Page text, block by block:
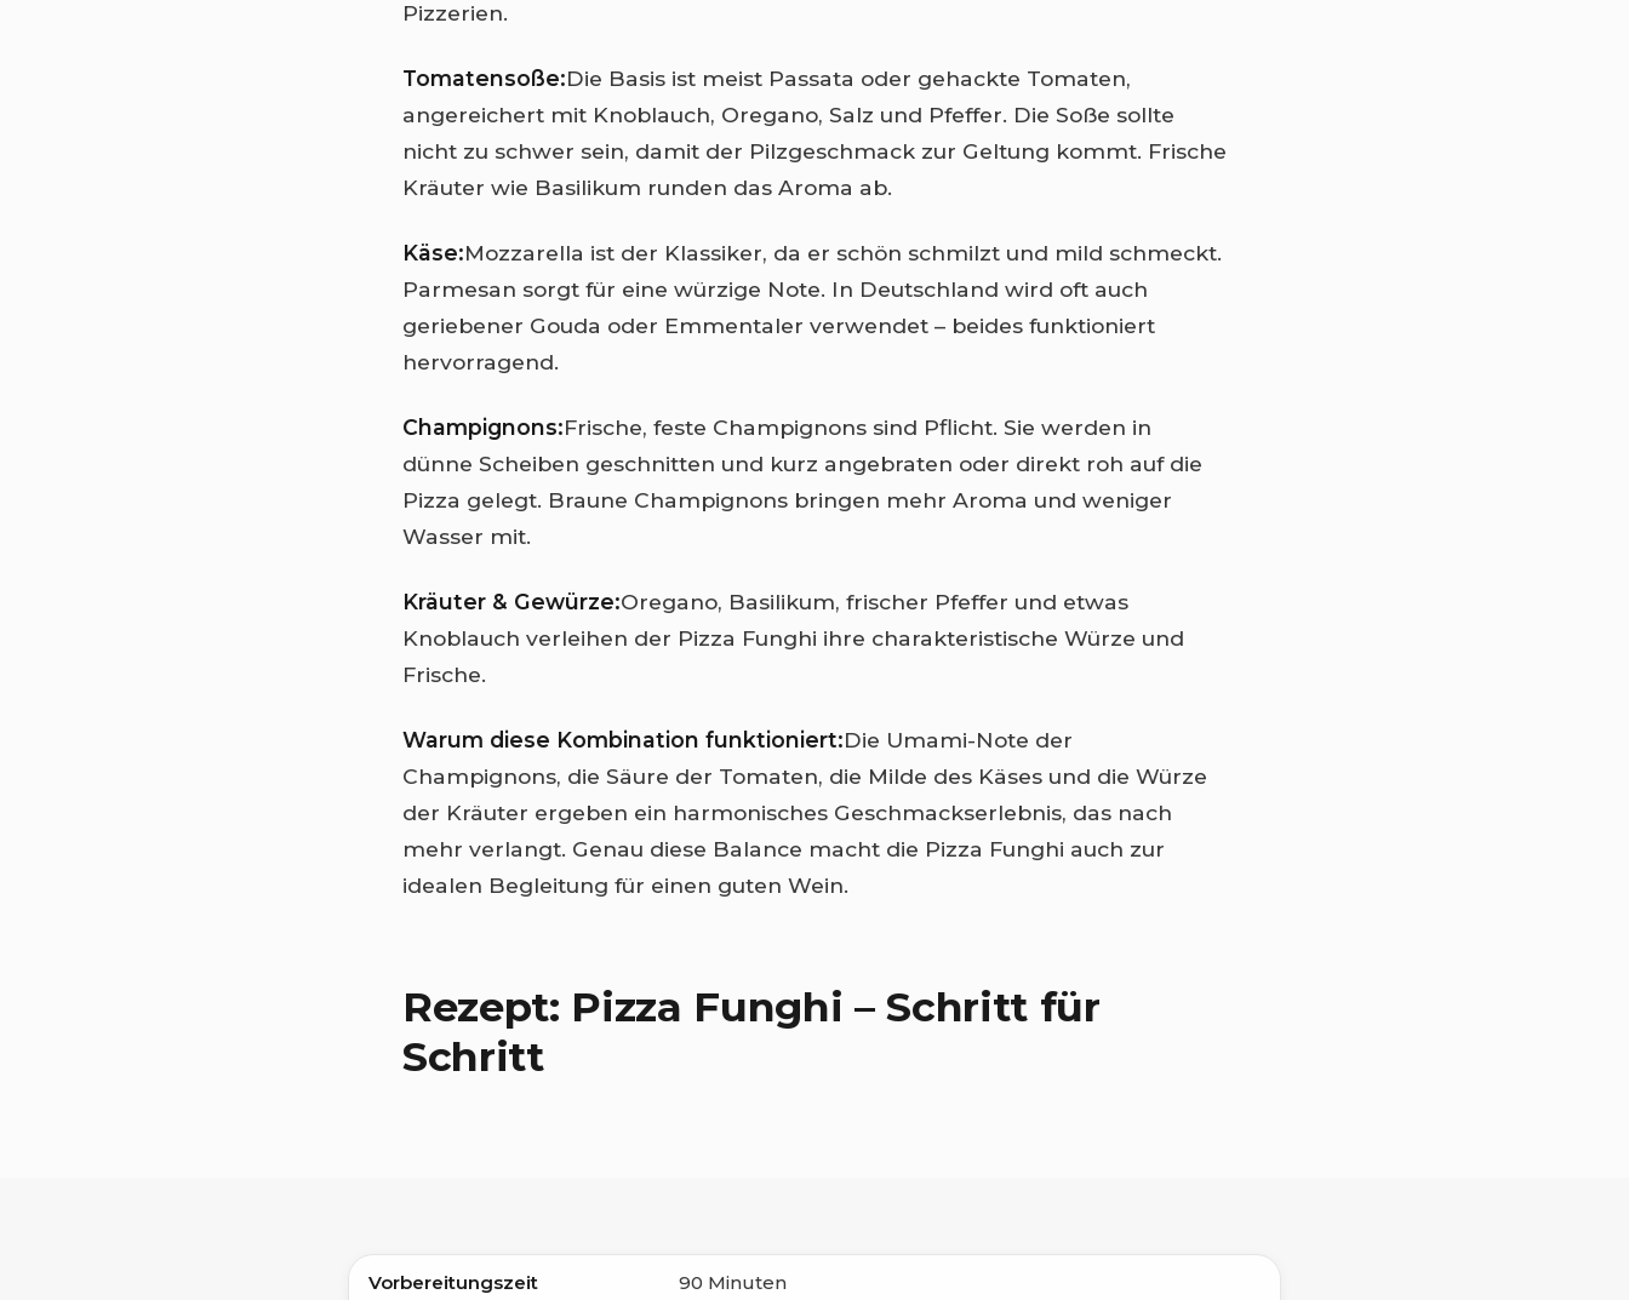
Pizzerien.
Tomatensoße:Die Basis ist meist Passata oder gehackte Tomaten,
angereichert mit Knoblauch, Oregano, Salz und Pfeffer. Die Soße sollte
nicht zu schwer sein, damit der Pilzgeschmack zur Geltung kommt. Frische
Kräuter wie Basilikum runden das Aroma ab.
Käse:Mozzarella ist der Klassiker, da er schön schmilzt und mild schmeckt.
Parmesan sorgt für eine würzige Note. In Deutschland wird oft auch
geriebener Gouda oder Emmentaler verwendet – beides funktioniert
hervorragend.
Champignons:Frische, feste Champignons sind Pflicht. Sie werden in
dünne Scheiben geschnitten und kurz angebraten oder direkt roh auf die
Pizza gelegt. Braune Champignons bringen mehr Aroma und weniger
Wasser mit.
Kräuter & Gewürze:Oregano, Basilikum, frischer Pfeffer und etwas
Knoblauch verleihen der Pizza Funghi ihre charakteristische Würze und
Frische.
Warum diese Kombination funktioniert:Die Umami-Note der
Champignons, die Säure der Tomaten, die Milde des Käses und die Würze
der Kräuter ergeben ein harmonisches Geschmackserlebnis, das nach
mehr verlangt. Genau diese Balance macht die Pizza Funghi auch zur
idealen Begleitung für einen guten Wein.
Rezept: Pizza Funghi – Schritt für
Schritt
Vorbereitungszeit 90 Minuten